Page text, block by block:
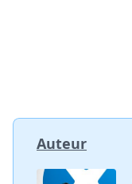
Auteur